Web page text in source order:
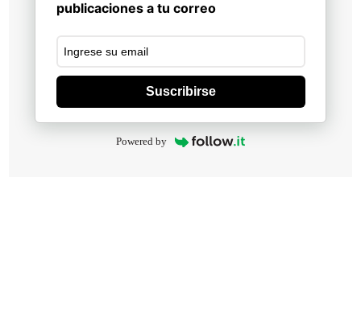
publicaciones a tu correo
Suscribirse
Powered by